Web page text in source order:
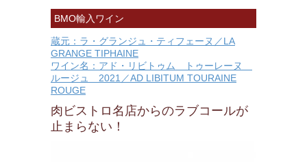
BMO輸入ワイン
蔵元：ラ・グランジュ・ティフェーヌ／LA
GRANGE TIPHAINE
ワイン名：アド・リビトゥム トゥーレーヌ
ルージュ 2021／AD LIBITUM TOURAINE
ROUGE
肉ビストロ名店からのラブコールが
止まらない！